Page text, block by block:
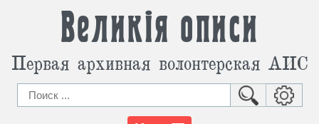
Великія описи
Первая архивная волонтерская АИС